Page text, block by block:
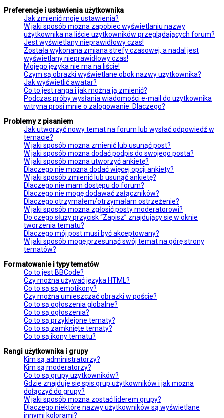
Preferencje i ustawienia użytkownika
Jak zmienić moje ustawienia?
W jaki sposób można zapobiec wyświetlaniu nazwy
użytkownika na liście użytkowników przeglądających forum?
Jest wyświetlany nieprawidłowy czas!
Została wykonana zmiana strefy czasowej, a nadal jest
wyświetlany nieprawidłowy czas!
Mojego języka nie ma na liście!
Czym są obrazki wyświetlane obok nazwy użytkownika?
Jak wyświetlić awatar?
Co to jest ranga i jak można ją zmienić?
Podczas próby wysłania wiadomości e-mail do użytkownika
witryna prosi mnie o zalogowanie. Dlaczego?
Problemy z pisaniem
Jak utworzyć nowy temat na forum lub wysłać odpowiedź w
temacie?
W jaki sposób można zmienić lub usunąć post?
W jaki sposób można dodać podpis do swojego posta?
W jaki sposób można utworzyć ankietę?
Dlaczego nie można dodać więcej opcji ankiety?
W jaki sposób zmienić lub usunąć ankietę?
Dlaczego nie mam dostępu do forum?
Dlaczego nie mogę dodawać załączników?
Dlaczego otrzymałem/otrzymałam ostrzeżenie?
W jaki sposób można zgłosić posty moderatorowi?
Do czego służy przycisk “Zapisz” znajdujący się w oknie
tworzenia tematu?
Dlaczego mój post musi być akceptowany?
W jaki sposób mogę przesunąć swój temat na górę strony
tematów?
Formatowanie i typy tematów
Co to jest BBCode?
Czy można używać języka HTML?
Co to są są emotikony?
Czy można umieszczać obrazki w poście?
Co to są ogłoszenia globalne?
Co to są ogłoszenia?
Co to są przyklejone tematy?
Co to są zamknięte tematy?
Co to są ikony tematu?
Rangi użytkownika i grupy
Kim są administratorzy?
Kim są moderatorzy?
Co to są grupy użytkowników?
Gdzie znajduje się spis grup użytkowników i jak można
dołączyć do grupy?
W jaki sposób można zostać liderem grupy?
Dlaczego niektóre nazwy użytkowników są wyświetlane
innymi kolorami?